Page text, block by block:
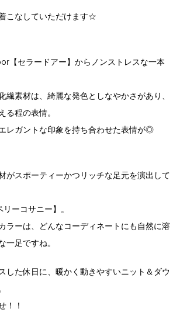
こなしていただけます☆
【セラードアー】からノンストレスな一本
繊素材は、綺麗な発色としなやかさがあり、
る程の表情。
レガントな印象を持ち合わせた表情が◎
がスポーティーかつリッチな足元を演出して
ーコサニー】。
ラーは、どんなコーディネートにも自然に溶
一足ですね。
した休日に、暖かく動きやすいニット＆ダウ
！！